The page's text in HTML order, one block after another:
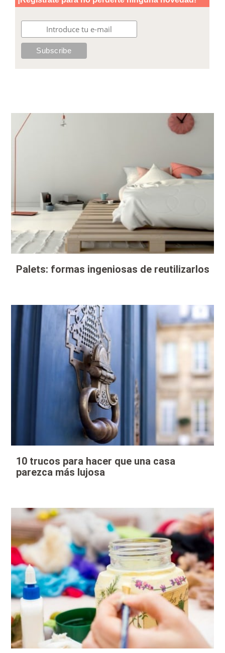
Palets: formas ingeniosas de reutilizarlos
10 trucos para hacer que una casa
parezca más lujosa